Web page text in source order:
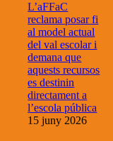
L’aFFaC
reclama posar fi
al model actual
del val escolar i
demana que
aquests recursos
es destinin
directament a
l’escola pública
15 juny 2026